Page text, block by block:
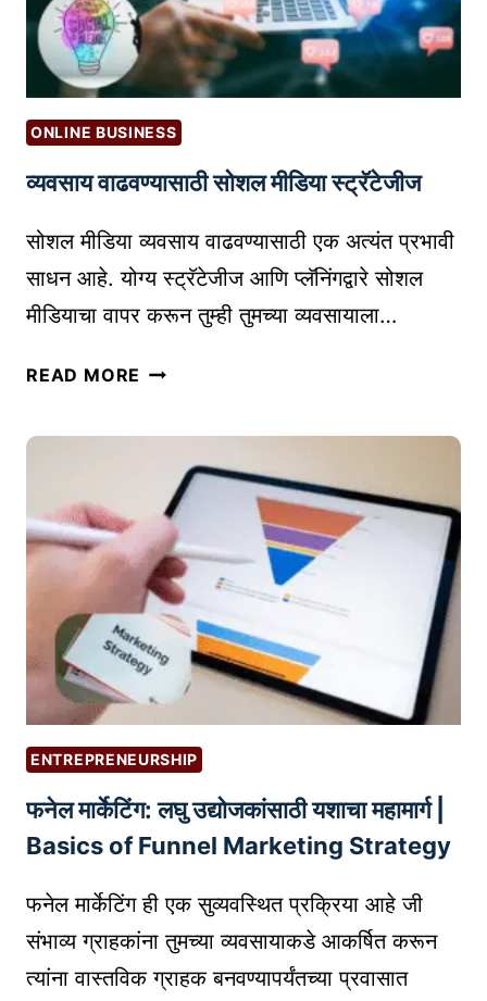
ONLINE BUSINESS
व्यवसाय वाढवण्यासाठी सोशल मीडिया स्ट्रॅटेजीज
सोशल मीडिया व्यवसाय वाढवण्यासाठी एक अत्यंत प्रभावी
साधन आहे. योग्य स्ट्रॅटेजीज आणि प्लॅनिंगद्वारे सोशल
मीडियाचा वापर करून तुम्ही तुमच्या व्यवसायाला…
READ MORE व्य
व
ण्या
सा
ठी
सो
श
ल
मी
डि
या
स्ट्रॅ
जी
ज
ENTREPRENEURSHIP
फनेल मार्केटिंग: लघु उद्योजकांसाठी यशाचा महामार्ग |
Basics of Funnel Marketing Strategy
फनेल मार्केटिंग ही एक सुव्यवस्थित प्रक्रिया आहे जी
संभाव्य ग्राहकांना तुमच्या व्यवसायाकडे आकर्षित करून
त्यांना वास्तविक ग्राहक बनवण्यापर्यंतच्या प्रवासात